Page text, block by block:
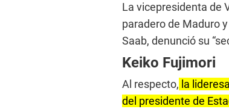
La vicepresidenta de
paradero de Maduro
Saab, denunció su
Keiko Fujimori
Al respecto, la
del presidente de